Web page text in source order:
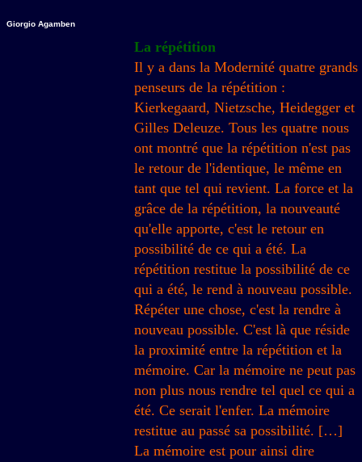
Giorgio Agamben
La répétition
Il y a dans la Modernité quatre grands
penseurs de la répétition :
Kierkegaard, Nietzsche, Heidegger et
Gilles Deleuze. Tous les quatre nous
ont montré que la répétition n'est pas
le retour de l'identique, le même en
tant que tel qui revient. La force et la
grâce de la répétition, la nouveauté
qu'elle apporte, c'est le retour en
possibilité de ce qui a été. La
répétition restitue la possibilité de ce
qui a été, le rend à nouveau possible.
Répéter une chose, c'est la rendre à
nouveau possible. C'est là que réside
la proximité entre la répétition et la
mémoire. Car la mémoire ne peut pas
non plus nous rendre tel quel ce qui a
été. Ce serait l'enfer. La mémoire
restitue au passé sa possibilité. […]
La mémoire est pour ainsi dire